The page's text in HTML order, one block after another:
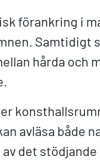
förankring i
hårda och
avläsa både
det